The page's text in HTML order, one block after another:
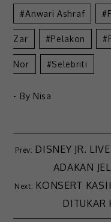
Anwari Ashraf
Zar Pelakon
Nor Selebriti
- By Nisa
DISNEY JR.
ADAKAN
KONSERT
DITUKAR